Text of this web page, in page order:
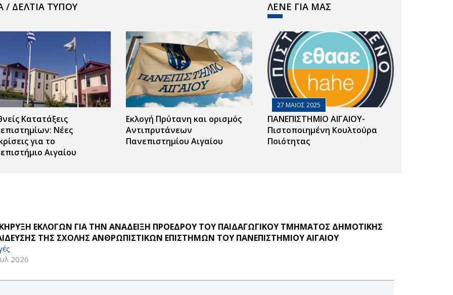
/ ΔΕΛΤΙΑ ΤΥΠΟΥ
Κατατάξεις
Νέες
για το
Αιγαίου
Εκλογή Πρύτανη και ορισμός
Αντιπρυτάνεων
Πανεπιστημίου Αιγαίου
ΛΕΝΕ ΓΙΑ ΜΑΣ
27 ΜΑΙΟΣ 2025
ΠΑΝΕΠΙΣΤΗΜΙΟ ΑΙΓΑΙΟΥ-
Πιστοποιημένη Κουλτούρα
Ποιότητας
ΕΚΛΟΓΩΝ ΓΙΑ ΤΗΝ ΑΝΑΔΕΙΞΗ ΠΡΟΕΔΡΟΥ ΤΟΥ ΠΑΙΔΑΓΩΓΙΚΟΥ ΤΜΗΜΑΤΟΣ ΔΗΜΟΤΙΚΗΣ
ΤΗΣ ΣΧΟΛΗΣ ΑΝΘΡΩΠΙΣΤΙΚΩΝ ΕΠΙΣΤΗΜΩΝ ΤΟΥ ΠΑΝΕΠΙΣΤΗΜΙΟΥ ΑΙΓΑΙΟΥ
2026